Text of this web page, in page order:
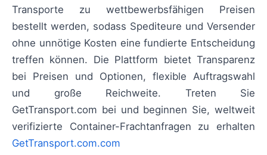
Transporte zu wettbewerbsfähigen Preisen
bestellt werden, sodass Spediteure und Versender
ohne unnötige Kosten eine fundierte Entscheidung
treffen können. Die Plattform bietet Transparenz
bei Preisen und Optionen, flexible Auftragswahl
und große Reichweite. Treten Sie
GetTransport.com bei und beginnen Sie, weltweit
verifizierte Container-Frachtanfragen zu erhalten
GetTransport.com.com